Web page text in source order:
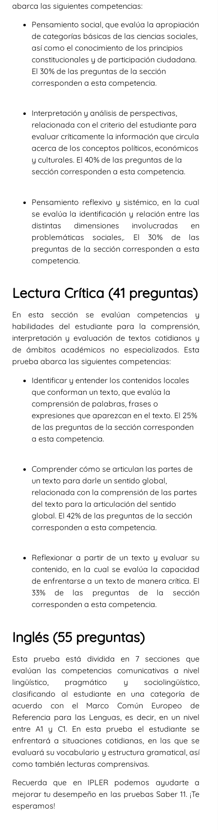
abarca las siguientes competencias:
Pensamiento social , que evalúa la apropiación
de categorías básicas de las ciencias sociales,
así como el conocimiento de los principios
constitucionales y de participación ciudadana.
El 30% de las preguntas de la sección
corresponden a esta competencia.
Interpretación y análisis de perspectivas,
relacionada con el criterio del estudiante para
evaluar críticamente la información que circula
acerca de los conceptos políticos, económicos
y culturales. El 40% de las preguntas de la
sección corresponden a esta competencia.
Pensamiento reflexivo y sistémico, en la cual
se evalúa la identificación y relación entre las
distintas dimensiones involucradas en
problemáticas sociales,. El 30% de las
preguntas de la sección corresponden a esta
competencia.
Lectura Crítica (41 preguntas)
En esta sección se evalúan competencias y
habilidades del estudiante para la comprensión,
interpretación y evaluación de textos cotidianos y
de ámbitos académicos no especializados. Esta
prueba abarca las siguientes competencias:
Identificar y entender los contenidos locales
que conforman un texto , que evalúa la
comprensión de palabras, frases o
expresiones que aparezcan en el texto. El 25%
de las preguntas de la sección corresponden
a esta competencia.
Comprender cómo se articulan las partes de
un texto para darle un sentido global,
relacionada con la comprensión de las partes
del texto para la articulación del sentido
global. El 42% de las preguntas de la sección
corresponden a esta competencia.
Reflexionar a partir de un texto y evaluar su
contenido, en la cual se evalúa la capacidad
de enfrentarse a un texto de manera crítica. El
33% de las preguntas de la sección
corresponden a esta competencia.
Inglés (55 preguntas)
Esta prueba está dividida en 7 secciones que
evalúan las competencias comunicativas a nivel
lingüístico, pragmático y sociolingüístico,
clasificando al estudiante en una categoría de
acuerdo con el Marco Común Europeo de
Referencia para las Lenguas, es decir, en un nivel
entre A1 y C1. En esta prueba el estudiante se
enfrentará a situaciones cotidianas, en las que se
evaluará su vocabulario y estructura gramatical, así
como también lecturas comprensivas.
Recuerda que en IPLER podemos ayudarte a
mejorar tu desempeño en las pruebas Saber 11. ¡Te
esperamos!